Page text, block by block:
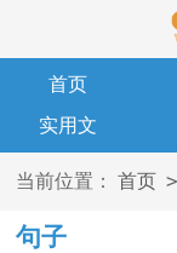
首页
实用文
当前位置： 首页 >
句子